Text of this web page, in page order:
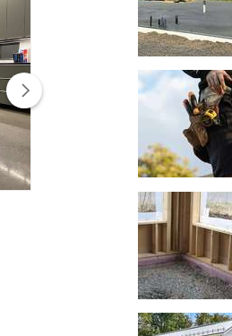
Décontamination d'amiante
Entrepreneurs - Décontamination